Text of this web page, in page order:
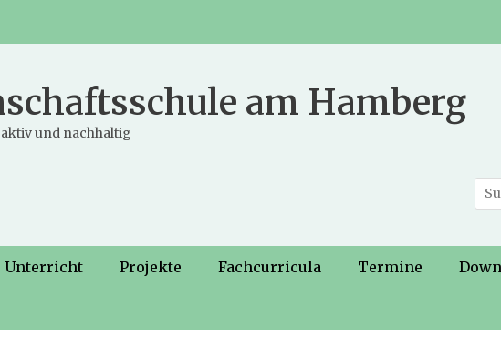
am Hamberg
und nachhaltig
Unterricht Projekte Fachcurricula Termine